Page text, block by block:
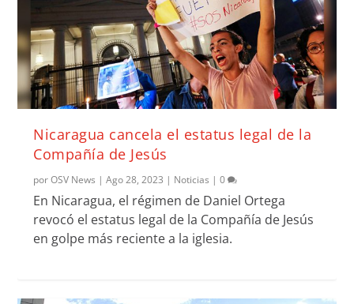
Nicaragua cancela el estatus legal de la
Compañía de Jesús
porOSV News |Ago 28, 2023 | Noticias |0
En Nicaragua, el régimen de Daniel Ortega
revocó el estatus legal de la Compañía de Jesús
en golpe más reciente a la iglesia.